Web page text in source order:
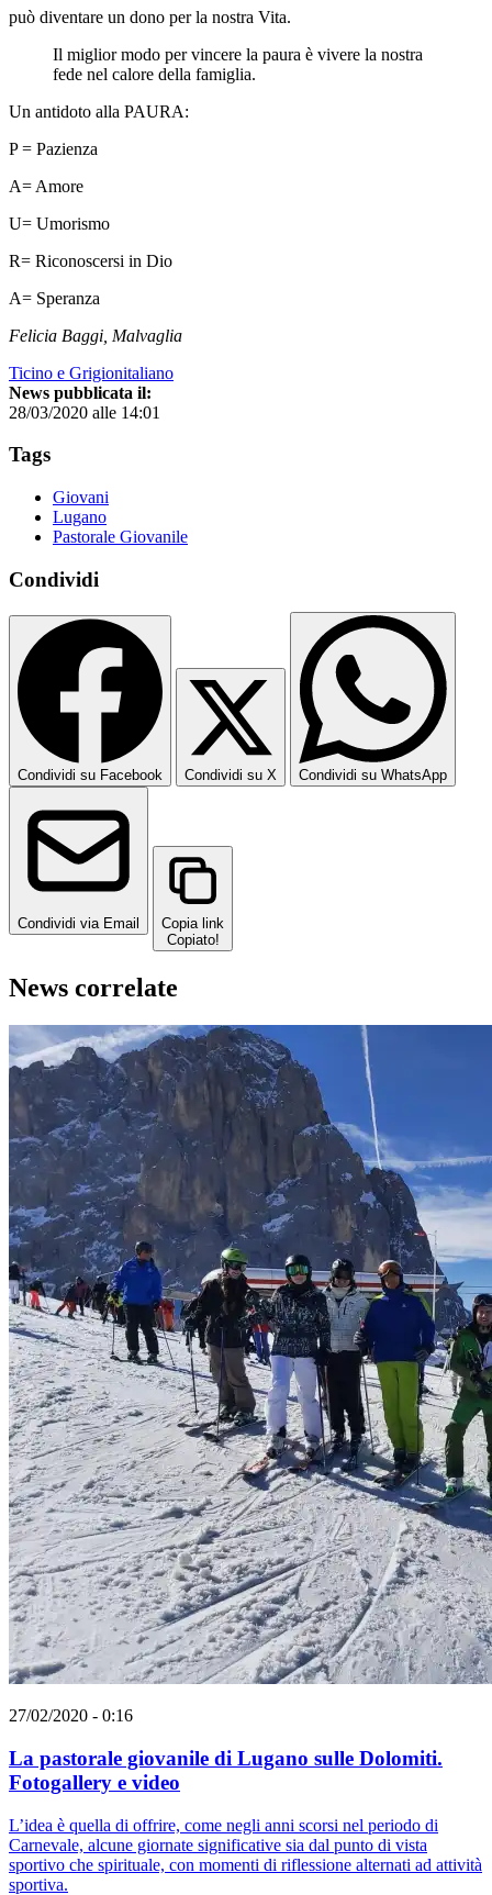
può diventare un dono per la nostra Vita.
Il miglior modo per vincere la paura è vivere la nostra
fede nel calore della famiglia.
Un antidoto alla PAURA:
P = Pazienza
A= Amore
U= Umorismo
R= Riconoscersi in Dio
A= Speranza
Felicia Baggi, Malvaglia
Ticino e Grigionitaliano
News pubblicata il:
28/03/2020 alle 14:01
Tags
Giovani
Lugano
Pastorale Giovanile
Condividi
Condividi su Facebook Condividi su X Condividi su WhatsApp
Condividi via Email
Copia link
Copiato!
News correlate
27/02/2020 - 0:16
La pastorale giovanile di Lugano sulle Dolomiti.
Fotogallery e video
L’idea è quella di offrire, come negli anni scorsi nel periodo di
Carnevale, alcune giornate significative sia dal punto di vista
sportivo che spirituale, con momenti di riflessione alternati ad attività
sportiva.